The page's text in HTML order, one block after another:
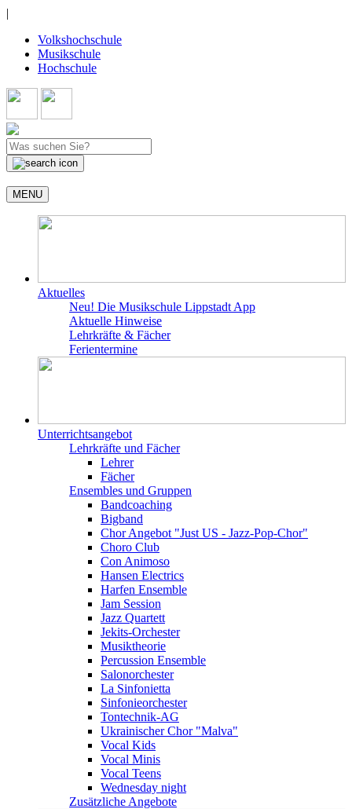
|
Volkshochschule
Musikschule
Hochschule
MENU
Aktuelles
Neu! Die Musikschule Lippstadt App
Aktuelle Hinweise
Lehrkräfte & Fächer
Ferientermine
Unterrichtsangebot
Lehrkräfte und Fächer
Lehrer
Fächer
Ensembles und Gruppen
Bandcoaching
Bigband
Chor Angebot "Just US - Jazz-Pop-Chor"
Choro Club
Con Animoso
Hansen Electrics
Harfen Ensemble
Jam Session
Jazz Quartett
Jekits-Orchester
Musiktheorie
Percussion Ensemble
Salonorchester
La Sinfonietta
Sinfonieorchester
Tontechnik-AG
Ukrainischer Chor "Malva"
Vocal Kids
Vocal Minis
Vocal Teens
Wednesday night
Zusätzliche Angebote